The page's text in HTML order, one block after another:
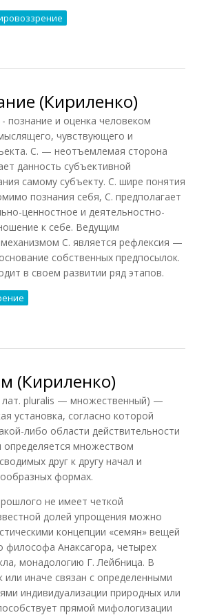
(Кириленко)
и оценка человеком
чувствующего и
С. — неотъемлемая сторона
данность субъективной
самому субъекту. С. шире понятия
познания себя, С. предполагает
ценностное и деятельностно-
к себе. Ведущим
С. является рефлексия —
собственных предпосылок.
в своем развитии ряд этапов.
(Кириленко)
pluralis — множественный) —
установка, согласно которой
либо области действительности
множеством
друг к другу начал и
формах.
не имеет четкой
долей упрощения можно
концепции «семян» вещей
философа Анаксагора, четырех
монадологию Г. Лейбница. В
иначе связан с определенными
индивидуализации природных или
прямой мифологизации